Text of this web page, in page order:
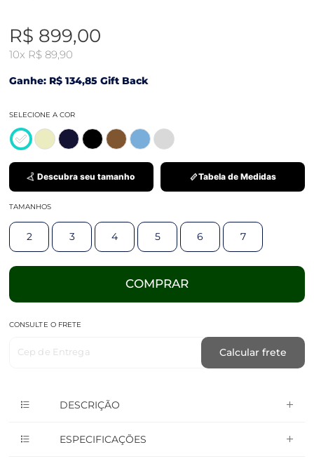
R$ 899,00
10x R$ 89,90
Ganhe: R$ 134,85 Gift Back
SELECIONE A COR
Descubra seu tamanho Tabela de Medidas
TAMANHOS
2 3 4 5 6 7
COMPRAR
CONSULTE O FRETE
Cep de Entrega Calcular frete
DESCRIÇÃO
ESPECIFICAÇÕES